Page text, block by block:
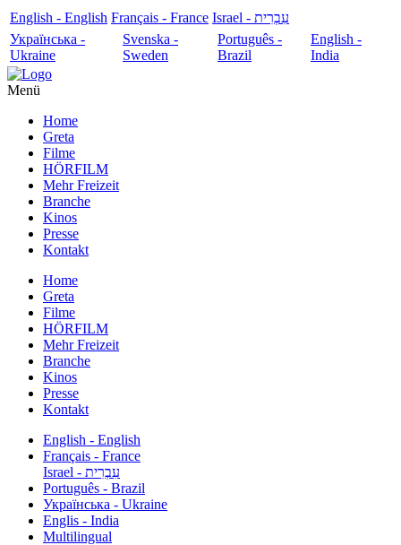
English - English Français - France
עִבְרִית - Israel
Українська -
Ukraine
Svenska -
Sweden
Português -
Brazil
English -
India
Menü
Home
Greta
Filme
HÖRFILM
Mehr Freizeit
Branche
Kinos
Presse
Kontakt
Home
Greta
Filme
HÖRFILM
Mehr Freizeit
Branche
Kinos
Presse
Kontakt
English - English
Français - France
עִבְרִית - Israel
Português - Brazil
Українська - Ukraine
Englis - India
Multilingual